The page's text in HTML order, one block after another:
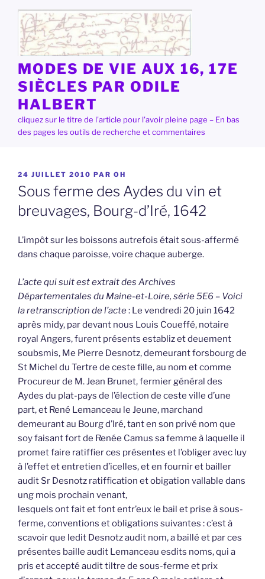
contenu
principal
MODES DE VIE AUX 16, 17E
SIÈCLES PAR ODILE
HALBERT
cliquez sur le titre de l'article pour l'avoir pleine page – En bas
des pages les outils de recherche et commentaires
PUBLIÉ
LE
24 JUILLET 2010 PAR OH
Sous ferme des Aydes du vin et
breuvages, Bourg-d’Iré, 1642
L’impôt sur les boissons autrefois était sous-affermé
dans chaque paroisse, voire chaque auberge.
L’acte qui suit est extrait des Archives
Départementales du Maine-et-Loire, série 5E6 – Voici
la retranscription de l’acte: Le vendredi 20 juin 1642
après midy, par devant nous Louis Coueffé, notaire
royal Angers, furent présents establiz et deuement
soubsmis, Me Pierre Desnotz, demeurant forsbourg de
St Michel du Tertre de ceste fille, au nom et comme
Procureur de M. Jean Brunet, fermier général des
Aydes du plat-pays de l’élection de ceste ville d’une
part, et René Lemanceau le Jeune, marchand
demeurant au Bourg d’Iré, tant en son privé nom que
soy faisant fort de Renée Camus sa femme à laquelle il
promet faire ratiffier ces présentes et l’obliger avec luy
à l’effet et entretien d’icelles, et en fournir et bailler
audit Sr Desnotz ratiffication et obigation vallable dans
ung mois prochain venant,
lesquels ont fait et font entr’eux le bail et prise à sous-
ferme, conventions et obligations suivantes : c’est à
scavoir que ledit Desnotz audit nom, a baillé et par ces
présentes baille audit Lemanceau esdits noms, qui a
pris et accepté audit tiltre de sous-ferme et prix